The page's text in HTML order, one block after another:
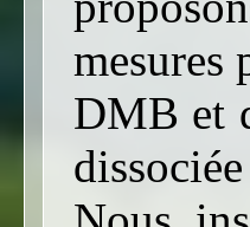
mesures
DMB et